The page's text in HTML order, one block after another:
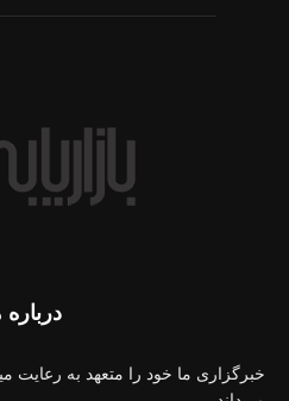
درباره
خبرگزاری ما خود را متعهد به رعایت